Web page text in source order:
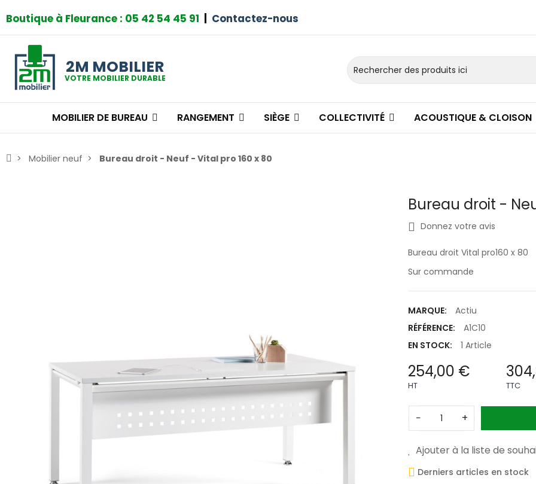
Boutique à Fleurance : 05 42 54 45 91 Contactez-nous
2M MOBILIER
VOTRE MOBILIER DURABLE
MOBILIER DE BUREAU RANGEMENT SIÈGE COLLECTIVITÉ ACOUSTIQUE & CLOISON
Mobilier neuf Bureau droit - Neuf - Vital pro 160 x 80
Bureau droit -
Donnez votre avis
Bureau droit Vital pro160 x 80
Sur commande
MARQUE:
Actiu
RÉFÉRENCE:
A1C10
EN STOCK:
1 Article
254,00 €
HT TTC
− +
Ajouter à la liste de
Derniers articles en stock